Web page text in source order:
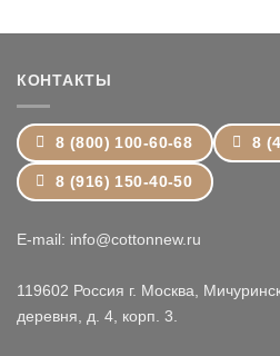
–
КОНТАКТЫ
8 (800) 100-60-68 8
8 (916) 150-40-50
E-mail: info@cottonnew.ru
119602 Россия г. Москва,
деревня, д. 4, корп. 3.